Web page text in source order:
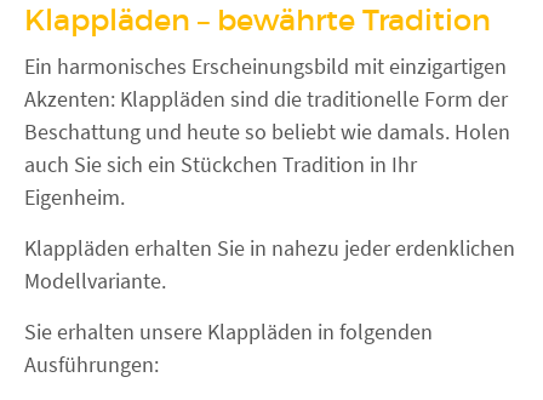
Klappläden – bewährte Tradition
Ein harmonisches Erscheinungsbild mit einzigartigen
Akzenten: Klappläden sind die traditionelle Form der
Beschattung und heute so beliebt wie damals. Holen
auch Sie sich ein Stückchen Tradition in Ihr
Eigenheim.
Klappläden erhalten Sie in nahezu jeder erdenklichen
Modellvariante.
Sie erhalten unsere Klappläden in folgenden
Ausführungen: